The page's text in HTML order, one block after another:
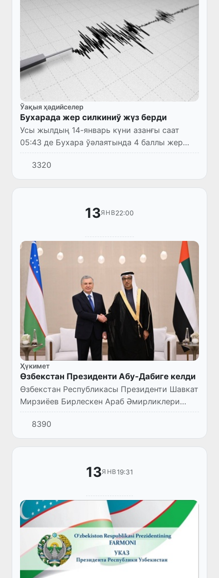
Ўақыя ҳәдийселер
Бухарада жер силкиниў жүз берди
Усы жылдың 14-январь күни азанғы саат
05:43 де Бухара ўәлаятында 4 баллы жер
силкиниў жүз берди.
3320
13ЯНВ22:00
Ҳүкимет
Өзбекстан Президенти Абу-Дабиге келди
Өзбекстан Республикасы Президенти Шавкат
Мирзиёев Бирлескен Араб Әмирликлери
Президенти Шайх Муҳаммад Ол Наҳаённың
мирәт етиўине бола 13-январь күни рәсмий
сапар менен усы мәмлекет...
8390
13ЯНВ19:31